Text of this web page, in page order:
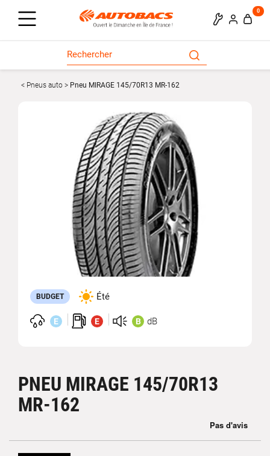
0
Pneus auto Pneu MIRAGE 145/70R13 MR-162
PNEU MIRAGE 145/70R13
MR-162
BUDGET Été
E E B dB